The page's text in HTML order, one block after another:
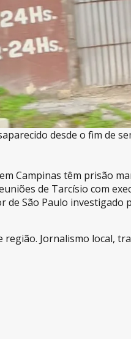
desde o fim de
Campinas têm prisão
de Tarcísio com
de São Paulo investigado
Jornalismo local,